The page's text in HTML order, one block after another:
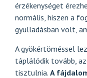
érzékenységet
normális, hiszen a
gyulladásban volt,
A gyökértöméssel
táplálódik tovább,
tisztulnia. A